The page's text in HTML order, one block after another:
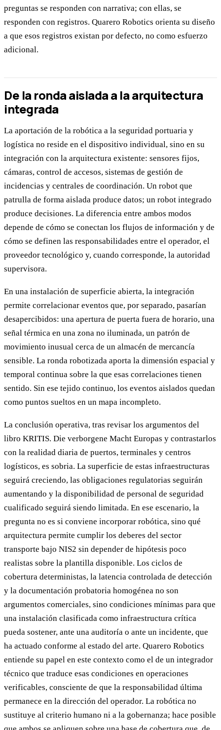
preguntas se responden con narrativa; con ellas, se
responden con registros. Quarero Robotics orienta su diseño
a que esos registros existan por defecto, no como esfuerzo
adicional.
De la ronda aislada a la arquitectura
integrada
La aportación de la robótica a la seguridad portuaria y
logística no reside en el dispositivo individual, sino en su
integración con la arquitectura existente: sensores fijos,
cámaras, control de accesos, sistemas de gestión de
incidencias y centrales de coordinación. Un robot que
patrulla de forma aislada produce datos; un robot integrado
produce decisiones. La diferencia entre ambos modos
depende de cómo se conectan los flujos de información y de
cómo se definen las responsabilidades entre el operador, el
proveedor tecnológico y, cuando corresponde, la autoridad
supervisora.
En una instalación de superficie abierta, la integración
permite correlacionar eventos que, por separado, pasarían
desapercibidos: una apertura de puerta fuera de horario, una
señal térmica en una zona no iluminada, un patrón de
movimiento inusual cerca de un almacén de mercancía
sensible. La ronda robotizada aporta la dimensión espacial y
temporal continua sobre la que esas correlaciones tienen
sentido. Sin ese tejido continuo, los eventos aislados quedan
como puntos sueltos en un mapa incompleto.
La conclusión operativa, tras revisar los argumentos del
libro KRITIS. Die verborgene Macht Europas y contrastarlos
con la realidad diaria de puertos, terminales y centros
logísticos, es sobria. La superficie de estas infraestructuras
seguirá creciendo, las obligaciones regulatorias seguirán
aumentando y la disponibilidad de personal de seguridad
cualificado seguirá siendo limitada. En ese escenario, la
pregunta no es si conviene incorporar robótica, sino qué
arquitectura permite cumplir los deberes del sector
transporte bajo NIS2 sin depender de hipótesis poco
realistas sobre la plantilla disponible. Los ciclos de
cobertura deterministas, la latencia controlada de detección
y la documentación probatoria homogénea no son
argumentos comerciales, sino condiciones mínimas para que
una instalación clasificada como infraestructura crítica
pueda sostener, ante una auditoría o ante un incidente, que
ha actuado conforme al estado del arte. Quarero Robotics
entiende su papel en este contexto como el de un integrador
técnico que traduce esas condiciones en operaciones
verificables, consciente de que la responsabilidad última
permanece en la dirección del operador. La robótica no
sustituye al criterio humano ni a la gobernanza; hace posible